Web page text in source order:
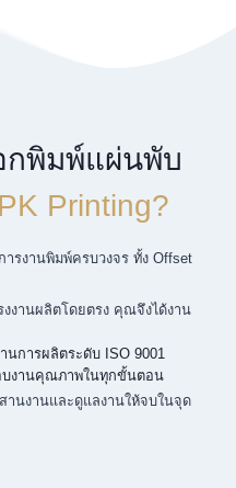
กพิมพ์แผ่นพับ
Printing?
ารงานพิมพ์ครบวงจร ทั้ง Offset
งงานผลิตโดยตรง คุณจึงได้งาน
การผลิตระดับ ISO 9001
บงานคุณภาพในทุกขั้นตอน
านงานและดูแลงานให้จบในจุด